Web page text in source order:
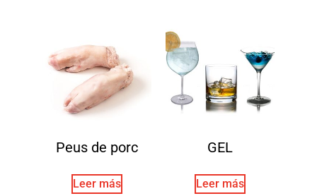
Peus de porc
Leer más
GEL
Leer más